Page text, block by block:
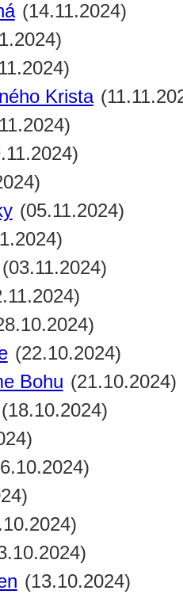
(14.11.2024)
Krista
(05.11.2024)
(03.11.2024)
(22.10.2024)
Bohu (21.10.2024)
(18.10.2024)
(13.10.2024)